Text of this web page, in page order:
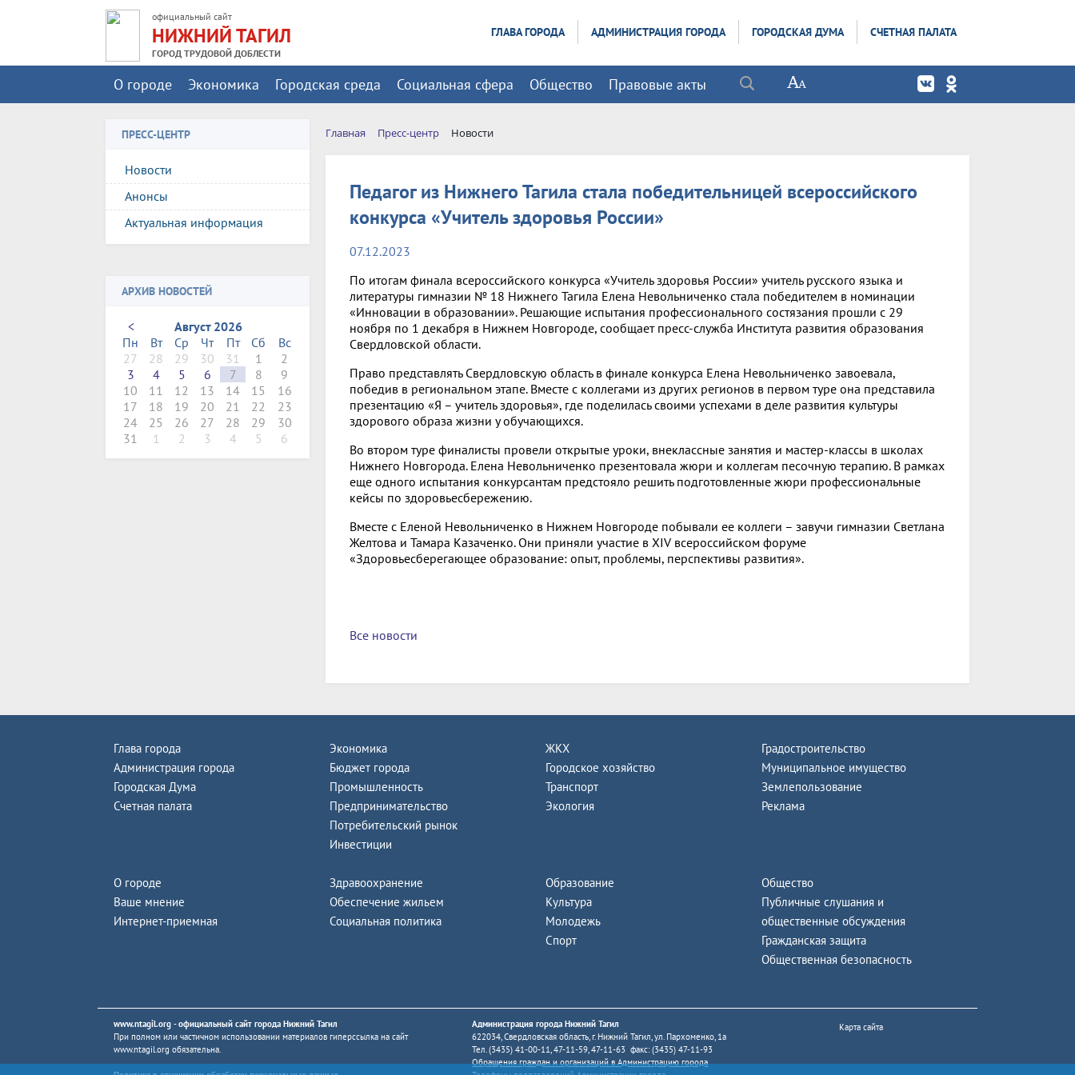
официальный сайт
НИЖНИЙ ТАГИЛ
ГОРОД ТРУДОВОЙ ДОБЛЕСТИ
ГЛАВА ГОРОДА АДМИНИСТРАЦИЯ ГОРОДА ГОРОДСКАЯ ДУМА СЧЕТНАЯ ПАЛАТА
О городе Экономика Городская среда Социальная сфера Общество Правовые акты
ПРЕСС-ЦЕНТР
Новости
Анонсы
Актуальная информация
АРХИВ НОВОСТЕЙ
<
Август 2026
Пн
Вт Ср Чт Пт Сб
Вс
27
28 29 30 31 1
2
3
4 5 6 7 8
9
10
11 12 13 14 15
16
17
18 19 20 21 22
23
24
25 26 27 28 29
30
31
1 2 3 4 5 6
Главная Пресс-центр Новости
Педагог из Нижнего Тагила стала победительницей всероссийского
конкурса «Учитель здоровья России»
07.12.2023
По итогам финала всероссийского конкурса «Учитель здоровья России» учитель русского языка и
литературы гимназии № 18 Нижнего Тагила Елена Невольниченко стала победителем в номинации
«Инновации в образовании». Решающие испытания профессионального состязания прошли с 29
ноября по 1 декабря в Нижнем Новгороде, сообщает пресс-служба Института развития образования
Свердловской области.
Право представлять Свердловскую область в финале конкурса Елена Невольниченко завоевала,
победив в региональном этапе. Вместе с коллегами из других регионов в первом туре она представила
презентацию «Я – учитель здоровья», где поделилась своими успехами в деле развития культуры
здорового образа жизни у обучающихся.
Во втором туре финалисты провели открытые уроки, внеклассные занятия и мастер-классы в школах
Нижнего Новгорода. Елена Невольниченко презентовала жюри и коллегам песочную терапию. В рамках
еще одного испытания конкурсантам предстояло решить подготовленные жюри профессиональные
кейсы по здоровьесбережению.
Вместе с Еленой Невольниченко в Нижнем Новгороде побывали ее коллеги – завучи гимназии Светлана
Желтова и Тамара Казаченко. Они приняли участие в XIV всероссийском форуме
«Здоровьесберегающее образование: опыт, проблемы, перспективы развития».
Все новости
Глава города
Администрация города
Городская Дума
Счетная палата
Экономика
Бюджет города
Промышленность
Предпринимательство
Потребительский рынок
Инвестиции
ЖКХ
Городское хозяйство
Транспорт
Экология
Градостроительство
Муниципальное имущество
Землепользование
Реклама
О городе
Ваше мнение
Интернет-приемная
Здравоохранение
Обеспечение жильем
Социальная политика
Образование
Культура
Молодежь
Спорт
Общество
Публичные слушания и
общественные обсуждения
Гражданская защита
Общественная безопасность
www.ntagil.org - официальный сайт города Нижний Тагил
При полном или частичном использовании материалов гиперссылка на сайт
www.ntagil.org обязательна.
Администрация города Нижний Тагил
622034, Свердловская область, г. Нижний Тагил, ул. Пархоменко, 1а
Тел. (3435) 41-00-11, 47-11-59, 47-11-63 факс: (3435) 47-11-93
Обращения граждан и организаций в Администрацию города
Карта сайта